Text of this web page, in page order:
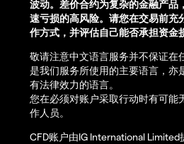
波动。差价合约为复杂的金融产品
速亏损的高风险。请您在交易前充
作方式，并评估自己能否承担资金
敬请注意中文语言服务并不保证在
是我们服务所使用的主要语言，亦
有法律效力的语言。
您在必须对账户采取行动时有可能
作人员。
CFD账户由IG International